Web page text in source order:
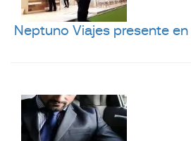
Neptuno Viajes presente en